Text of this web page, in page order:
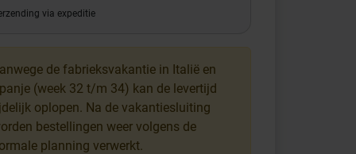
via expeditie
de fabrieksvakantie in Italië en
(week 32 t/m 34) kan de levertijd
oplopen. Na de vakantiesluiting
bestellingen weer volgens de
planning verwerkt.